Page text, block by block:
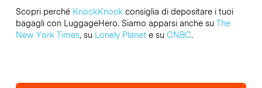
Scopri perché KnockKnockconsiglia di depositare i tuoi
bagagli con LuggageHero. Siamo apparsi anche su The
New York Times, su Lonely Planete su CNBC.